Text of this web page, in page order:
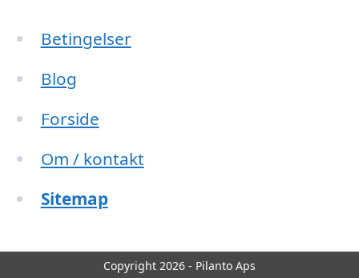
Betingelser
Blog
Forside
Om / kontakt
Sitemap
Copyright 2026 - Pilanto Aps